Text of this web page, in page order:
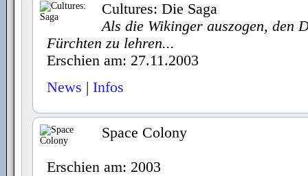
Cultures: Die Saga
Als die Wikinger auszogen, den
Fürchten zu lehren...
Erschien am: 27.11.2003
News | Infos
Space Colony
Erschien am: 2003